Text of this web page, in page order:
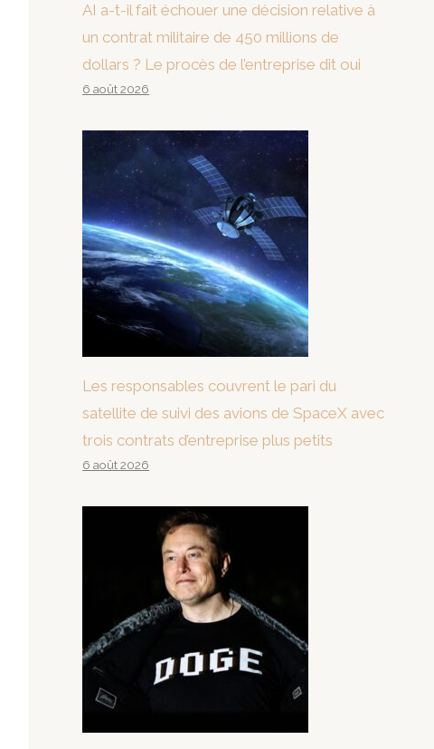
AI a-t-il fait échouer une décision relative à
un contrat militaire de 450 millions de
dollars ? Le procès de l’entreprise dit oui
6 août 2026
Les responsables couvrent le pari du
satellite de suivi des avions de SpaceX avec
trois contrats d’entreprise plus petits
6 août 2026